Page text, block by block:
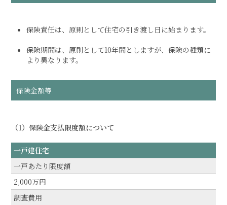
保険責任は、原則として住宅の引き渡し日に始まります。
保険期間は、原則として10年間としますが、保険の種類に
より異なります。
保険金額等
（1）保険金支払限度額について
一戸建住宅
一戸あたり限度額
2,000万円
調査費用